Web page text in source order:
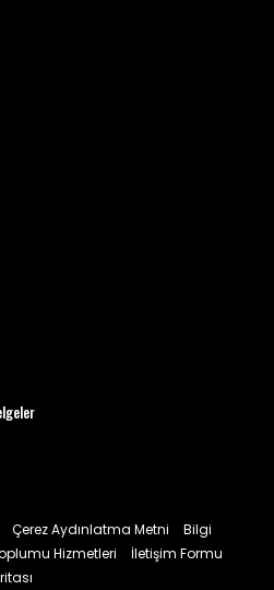
Çerez Aydınlatma Metni
Bilgi
Hizmetleri
İletişim Formu